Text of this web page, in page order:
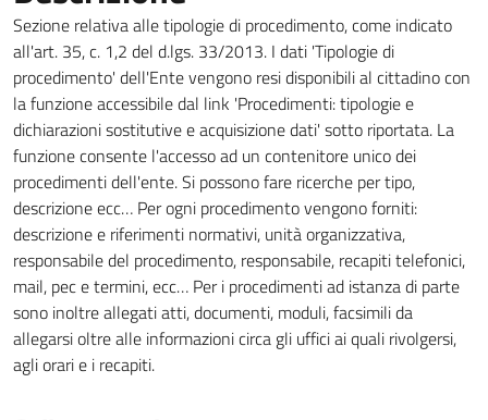
Sezione relativa alle tipologie di procedimento, come indicato
all'art. 35, c. 1,2 del d.lgs. 33/2013. I dati 'Tipologie di
procedimento' dell'Ente vengono resi disponibili al cittadino con
la funzione accessibile dal link 'Procedimenti: tipologie e
dichiarazioni sostitutive e acquisizione dati' sotto riportata. La
funzione consente l'accesso ad un contenitore unico dei
procedimenti dell'ente. Si possono fare ricerche per tipo,
descrizione ecc… Per ogni procedimento vengono forniti:
descrizione e riferimenti normativi, unità organizzativa,
responsabile del procedimento, responsabile, recapiti telefonici,
mail, pec e termini, ecc… Per i procedimenti ad istanza di parte
sono inoltre allegati atti, documenti, moduli, facsimili da
allegarsi oltre alle informazioni circa gli uffici ai quali rivolgersi,
agli orari e i recapiti.